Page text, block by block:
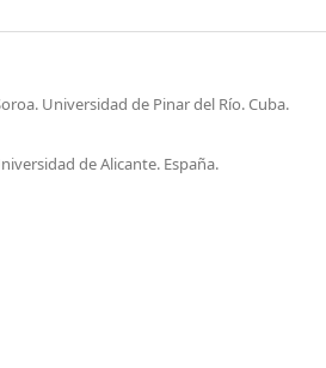
Universidad de Pinar del Río. Cuba.
de Alicante. España.